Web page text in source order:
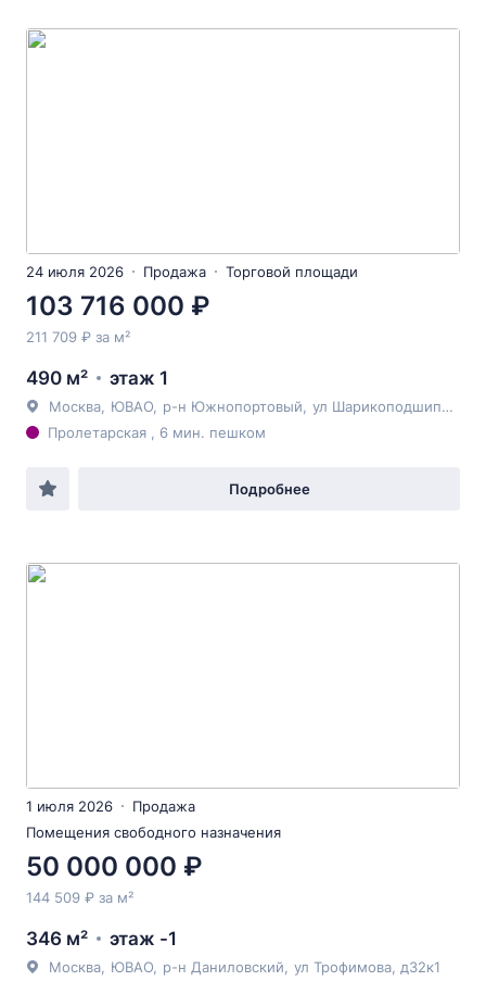
24 июля 2026 Продажа Торговой площади
103 716 000 ₽
211 709 ₽ за м²
490 м² этаж 1
Москва ЮВАО р-н Южнопортовый
ул Шарикоподшипниковская
Пролетарская , 6 мин. пешком
Подробнее
1 июля 2026
Продажа
Помещения свободного назначения
50 000 000 ₽
144 509 ₽ за м²
346 м² этаж -1
Москва ЮВАО р-н Даниловский ул Трофимова , д32к1